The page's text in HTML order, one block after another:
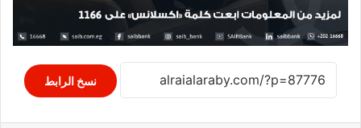
نسخ الرابط